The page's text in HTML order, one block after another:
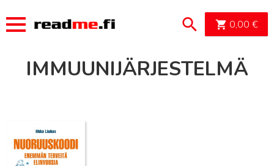
0,00 €
IMMUUNIJÄRJESTELMÄ
Lue lisää